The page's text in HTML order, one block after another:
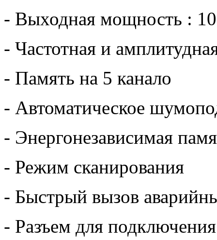
- Выходная мощность :
- Частотная и
- Память на 5 канало
- Автоматическое
- Энергонезависимая
- Режим сканирования
- Быстрый вызов
- Разъем для